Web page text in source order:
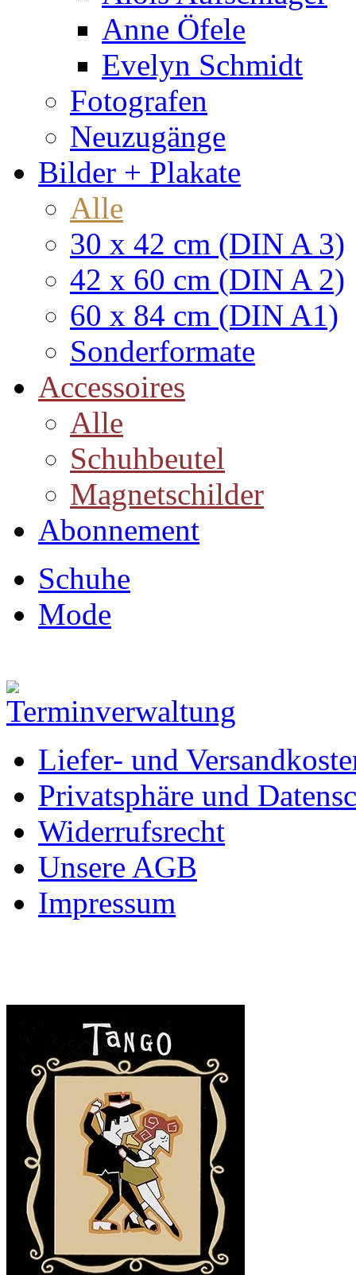
Anne Öfele
Evelyn Schmidt
Fotografen
Neuzugänge
Bilder + Plakate
Alle
30 x 42 cm (DIN A 3)
42 x 60 cm (DIN A 2)
60 x 84 cm (DIN A1)
Sonderformate
Accessoires
Alle
Schuhbeutel
Magnetschilder
Abonnement
Schuhe
Mode
Liefer- und
Privatsphäre und
Widerrufsrecht
Unsere AGB
Impressum